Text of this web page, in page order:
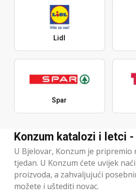
Lidl
Spar
Konzum katalozi i letci
U Bjelovar, Konzum je pripremio
tjedan. U Konzum ćete uvijek
proizvoda, a zahvaljujući
možete i uštediti novac.